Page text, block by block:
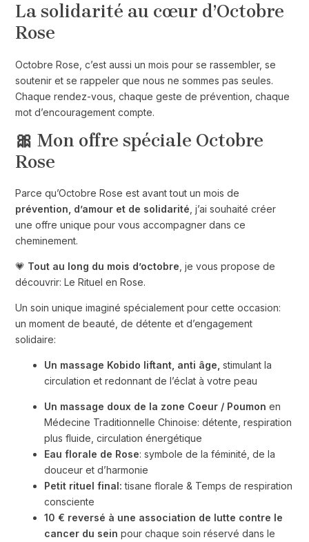
La solidarité au cœur d’Octobre
Rose
Octobre Rose, c’est aussi un mois pour se rassembler, se
soutenir et se rappeler que nous ne sommes pas seules.
Chaque rendez-vous, chaque geste de prévention, chaque
mot d’encouragement compte.
🎀 Mon offre spéciale Octobre
Rose
Parce qu’Octobre Rose est avant tout un mois de
prévention, d’amour et de solidarité , j’ai souhaité créer
une offre unique pour vous accompagner dans ce
cheminement.
💗 Tout au long du mois d’octobre , je vous propose de
découvrir: Le Rituel en Rose.
Un soin unique imaginé spécialement pour cette occasion:
un moment de beauté, de détente et d’engagement
solidaire:
Un massage Kobido liftant, anti âge, stimulant la
circulation et redonnant de l’éclat à votre peau
Un massage doux de la zone Coeur / Poumon en
Médecine Traditionnelle Chinoise: détente, respiration
plus fluide, circulation énergétique
Eau florale de Rose: symbole de la féminité, de la
douceur et d’harmonie
Petit rituel final: tisane florale & Temps de respiration
consciente
10 € reversé à une association de lutte contre le
cancer du sein pour chaque soin réservé dans le